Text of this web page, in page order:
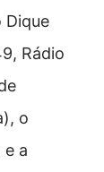
Dique
Rádio
o
e a